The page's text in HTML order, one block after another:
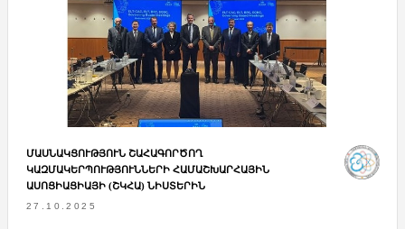
ՄԱՍՆԱԿՑՈՒԹՅՈՒՆ ՇԱՀԱԳՈՐԾՈՂ
ԿԱԶՄԱԿԵՐՊՈՒԹՅՈՒՆՆԵՐԻ ՀԱՄԱՇԽԱՐՀԱՅԻՆ
ԱՍՈՑԻԱՑԻԱՅԻ (ՇԿՀԱ) ՆԻՍՏԵՐԻՆ
27.10.2025